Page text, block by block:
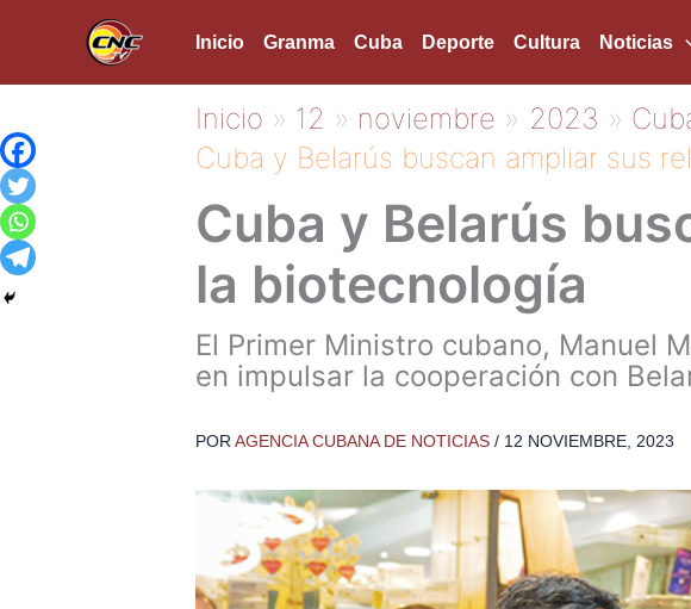
Inicio Granma Cuba Deporte Cultura Noticias
Inicio 12 noviembre 2023
Cuba y Belarús buscan ampliar sus
Cuba y Belarús
la biotecnología
El Primer Ministro cubano, Manuel
en impulsar la cooperación con
POR AGENCIA CUBANA DE NOTICIAS / 12 NOVIEMBRE, 2023